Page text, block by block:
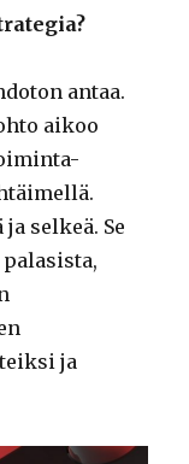
antaa.
aikoo
selkeä. Se
ja